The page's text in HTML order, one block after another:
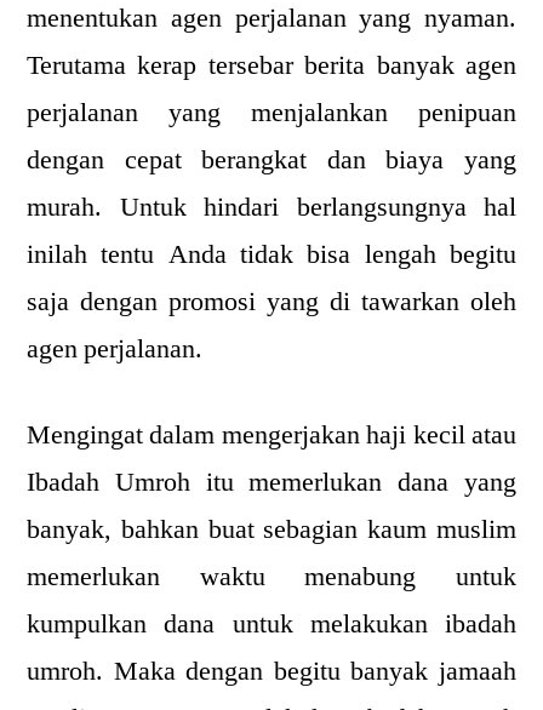
menentukan agen perjalanan yang nyaman.
Terutama kerap tersebar berita banyak agen
perjalanan yang menjalankan penipuan
dengan cepat berangkat dan biaya yang
murah. Untuk hindari berlangsungnya hal
inilah tentu Anda tidak bisa lengah begitu
saja dengan promosi yang di tawarkan oleh
agen perjalanan.
Mengingat dalam mengerjakan haji kecil atau
Ibadah Umroh itu memerlukan dana yang
banyak, bahkan buat sebagian kaum muslim
memerlukan waktu menabung untuk
kumpulkan dana untuk melakukan ibadah
umroh. Maka dengan begitu banyak jamaah